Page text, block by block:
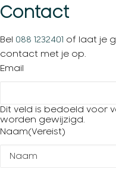
Contact
Bel 088 1232401 of laat je
contact met je op.
Email
Dit veld is bedoeld voor
worden gewijzigd.
Naam(Vereist)